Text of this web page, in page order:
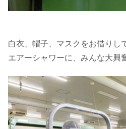
白衣、帽子、マスクをお借りし
エアーシャワーに、みんな大興